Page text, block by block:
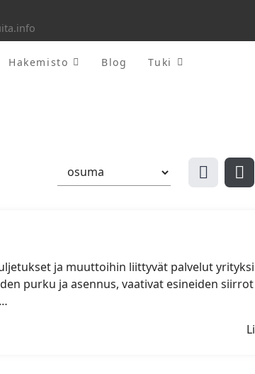
Hakemisto Blog Tuki
ja muuttoihin liittyvät palvelut
purku ja asennus, vaativat esineiden siirrot